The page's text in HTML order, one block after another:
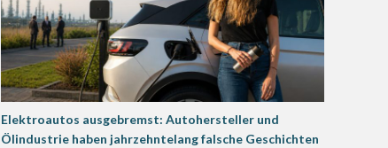
Elektroautos ausgebremst: Autohersteller und
Ölindustrie haben jahrzehntelang falsche Geschichten